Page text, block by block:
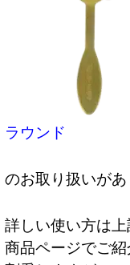
ラウンド
のお取り扱いがあ
詳しい使い方は
商品ページでご